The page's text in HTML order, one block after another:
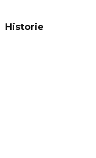
Historie